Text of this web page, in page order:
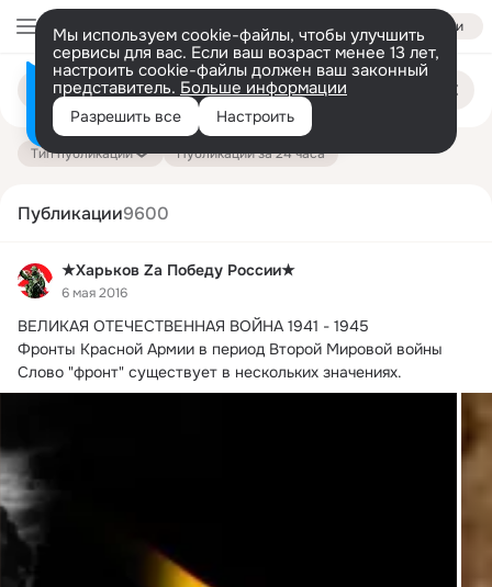
Войти
Мы используем cookie-файлы, чтобы улучшить
сервисы для вас. Если ваш возраст менее 13 лет,
настроить cookie-файлы должен ваш законный
представитель. Больше информации
Разрешить все Настроить
Поиск
публикациям
Тип публикации Публикации за 24 часа
Публикации9600
★Харьков Za Победу России★
6 мая 2016
ВЕЛИКАЯ ОТЕЧЕСТВЕННАЯ ВОЙНА 1941 - 1945
Фронты Красной Армии в период Второй Мировой войны
Слово "фронт" существует в нескольких значениях.
Информация о контенте
на платформе — здесь